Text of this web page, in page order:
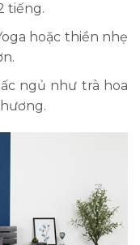
tiếng.
hoặc thiền nhẹ
ngủ như trà hoa